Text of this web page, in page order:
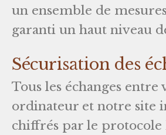
un ensemble de
garanti un haut niveau
Sécurisation des
Tous les échanges entre
ordinateur et notre site
chiffrés par le protocole